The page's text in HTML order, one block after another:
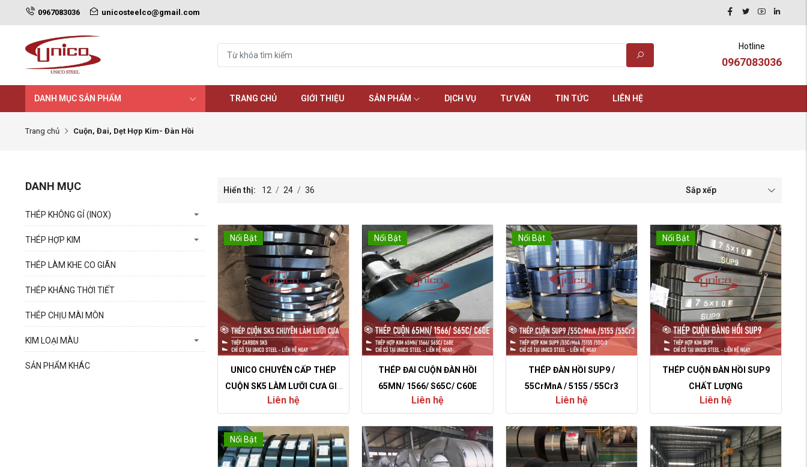
0967083036 unicosteelco@gmail.com
Hotline
0967083036
DANH MỤC SẢN PHẨM TRANG CHỦ GIỚI THIỆU SẢN PHẨM DỊCH VỤ TƯ VẤN TIN TỨC LIÊN HỆ
Trang chủ Cuộn, Đai, Dẹt Hợp Kim- Đàn Hồi
DANH MỤC
THÉP KHÔNG GỈ (INOX)
THÉP HỢP KIM
THÉP LÀM KHE CO GIÃN
THÉP KHÁNG THỜI TIẾT
THÉP CHỊU MÀI MÒN
KIM LOẠI MÀU
SẢN PHẨM KHÁC
Hiển thị: 12 / 24 / 36 Sắp xếp
Nổi Bật
UNICO CHUYÊN CẤP THÉP
CUỘN SK5 LÀM LƯỠI CƯA GIÁ
TỐT
Liên hệ
Nổi Bật
THÉP ĐAI CUỘN ĐÀN HỒI
65MN/ 1566/ S65C/ C60E
Liên hệ
Nổi Bật
THÉP ĐÀN HỒI SUP9 /
55CrMnA / 5155 / 55Cr3
Liên hệ
Nổi Bật
THÉP CUỘN ĐÀN HỒI SUP9
CHẤT LƯỢNG
Liên hệ
Nổi Bật